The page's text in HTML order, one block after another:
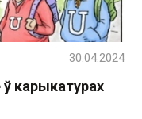
карыкатурах
30.04.2024